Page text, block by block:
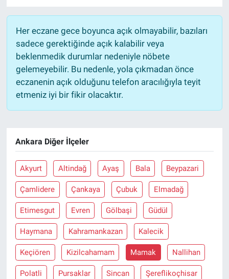
Her eczane gece boyunca açık olmayabilir, bazıları
sadece gerektiğinde açık kalabilir veya
beklenmedik durumlar nedeniyle nöbete
gelemeyebilir. Bu nedenle, yola çıkmadan önce
eczanenin açık olduğunu telefon aracılığıyla teyit
etmeniz iyi bir fikir olacaktır.
Ankara Diğer İlçeler
Akyurt Altindağ Ayaş Bala Beypazari
Çamlidere Çankaya Çubuk Elmadağ
Etimesgut Evren Gölbaşi Güdül
Haymana Kahramankazan Kalecik
Keçiören Kizilcahamam Mamak Nallihan
Polatli Pursaklar Sincan Şereflikoçhisar